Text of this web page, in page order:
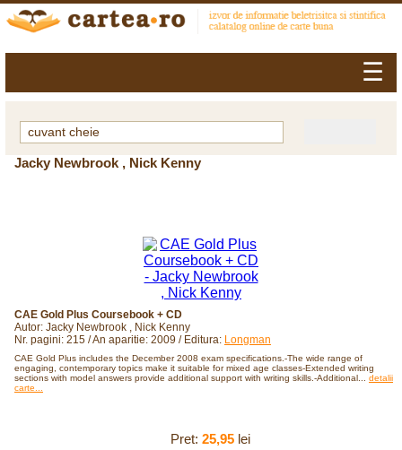
☰
Jacky Newbrook , Nick Kenny
CAE Gold Plus Coursebook + CD
Autor: Jacky Newbrook , Nick Kenny
Nr. pagini: 215 / An aparitie: 2009 / Editura: Longman
CAE Gold Plus includes the December 2008 exam specifications.-The wide range of
engaging, contemporary topics make it suitable for mixed age classes-Extended writing
sections with model answers provide additional support with writing skills.-Additional... detalii
carte...
Pret: 25,95lei